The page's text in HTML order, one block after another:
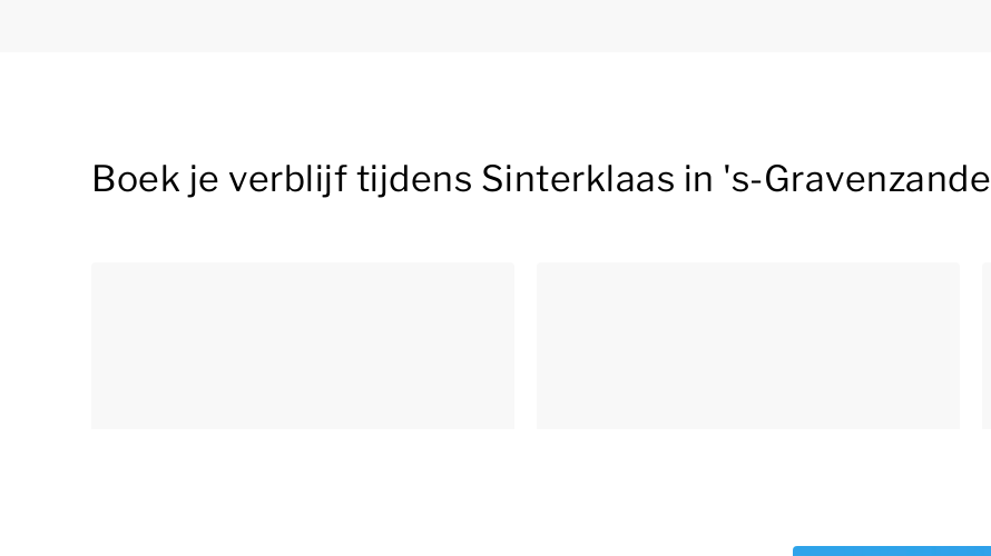
Boek je verblijf tijdens Sinterklaas in 's-Gravenzande